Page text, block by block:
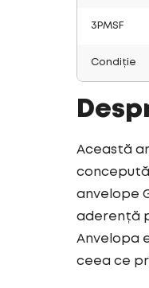
3PMSF
Condiție
Această
anvelope
aderență
Anvelopa
ceea ce